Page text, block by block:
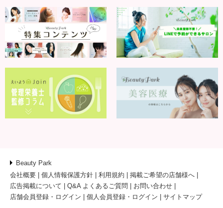
Beauty Park
会社概要
個人情報保護方針 利用規約
掲載ご希望の店舗様へ
広告掲載について
Q&A よくあるご質問
お問い合わせ
店舗会員登録・ログイン
個人会員登録・ログイン サイトマップ